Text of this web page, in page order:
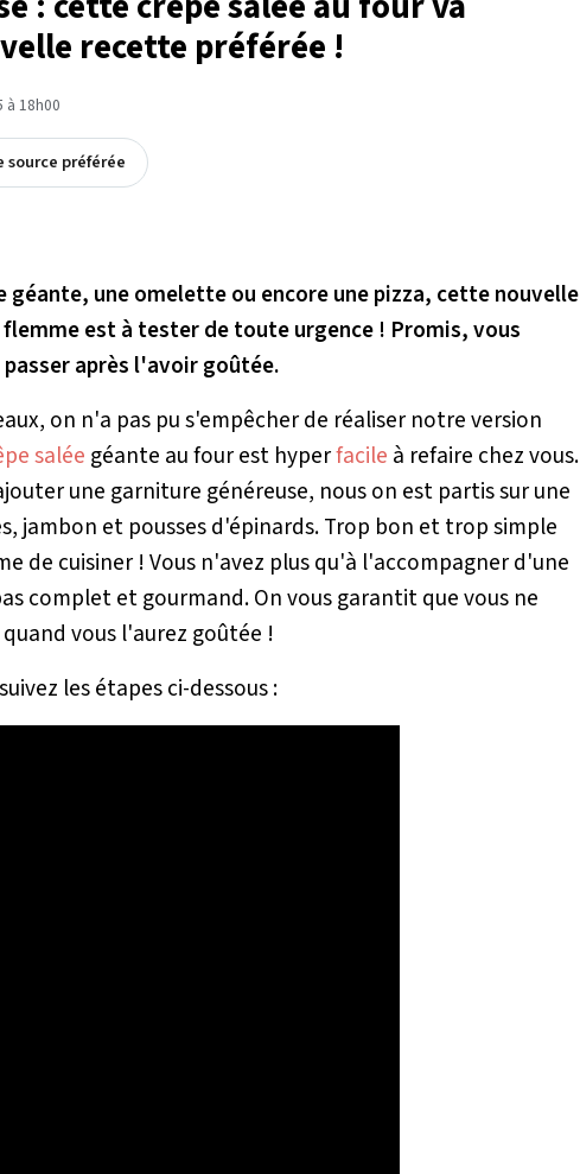
recette préférée !
18h00
source préférée
géante, une omelette ou encore une pizza, cette nouvelle
est à tester de toute urgence ! Promis, vous
après l'avoir goûtée.
on n'a pas pu s'empêcher de réaliser notre version
salée géante au four est hyperfacile à refaire chez vous.
une garniture généreuse, nous on est partis sur une
jambon et pousses d'épinards. Trop bon et trop simple
de cuisiner ! Vous n'avez plus qu'à l'accompagner d'une
complet et gourmand. On vous garantit que vous ne
vous l'aurez goûtée !
les étapes ci-dessous :